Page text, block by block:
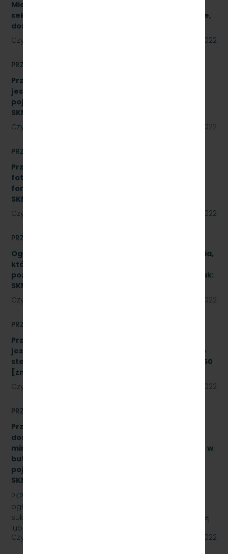
Miejska w Trójmieście Sp. z o.o. zamówień
sektorowych podprogowych na roboty budowlane,
dostawy i usługi
Czytaj dalej
23 sierpnia 2022
PRZETARGI
Przetarg nieograniczony, którego przedmiotem
jest wykonanie czynności naprawczych na
pojeździe kolejowym EN57-1758. Znak:
SKMMU.086.51.22
Czytaj dalej
18 sierpnia 2022
PRZETARGI
Przetarg nieograniczony na realizację instalacji
fotowoltaicznej o łącznej mocy do 50 kWp w
formule Zaprojektuj i wybuduj. Znak:
SKMMU.086.45.22
Czytaj dalej
12 sierpnia 2022
PRZETARGI
Ogłoszenie informacyjne dotyczące postępowania,
którego przedmiotem jest wykonanie naprawy
poziomu P4 pojazdów kolejowych (2 zadania). Znak:
SKMMU.086.46.22.
Czytaj dalej
12 sierpnia 2022
PRZETARGI
Przetarg nieograniczony, którego przedmiotem
jest modernizacja i rozbudowa systemu zdalnego
sterowania radiołącznością na linii kolejowej nr 250
[znak: SKMMU.086.43a.22]
Czytaj dalej
08 sierpnia 2022
PRZETARGI
Przetarg nieograniczony na zakup i sukcesywne
dostawy naturalnej wody pitnej (źródlanej lub
mineralnej – nisko lub średnio zmineralizowanej), w
butelkach bezzwrotnych, plastikowych, o
pojemności 0,5 l., 1,5 l. – gazowanej i niega., znak:
SKMMU.086.47.22.
PKP SZYBKA KOLEJ MIEJSKA W TRÓJMIEŚCIE Sp. z o.o.
ogłasza przetarg nieograniczony na zakup i
sukcesywne dostawy naturalnej wody pitnej (źródlanej
lub…
Czytaj dalej
29 lipca 2022